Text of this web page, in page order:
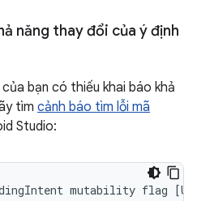
năng thay đổi của ý định
bạn có thiếu khai báo khả
tìm cảnh báo tìm lỗi mã
Studio: